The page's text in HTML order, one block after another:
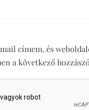
címem, és
a következő